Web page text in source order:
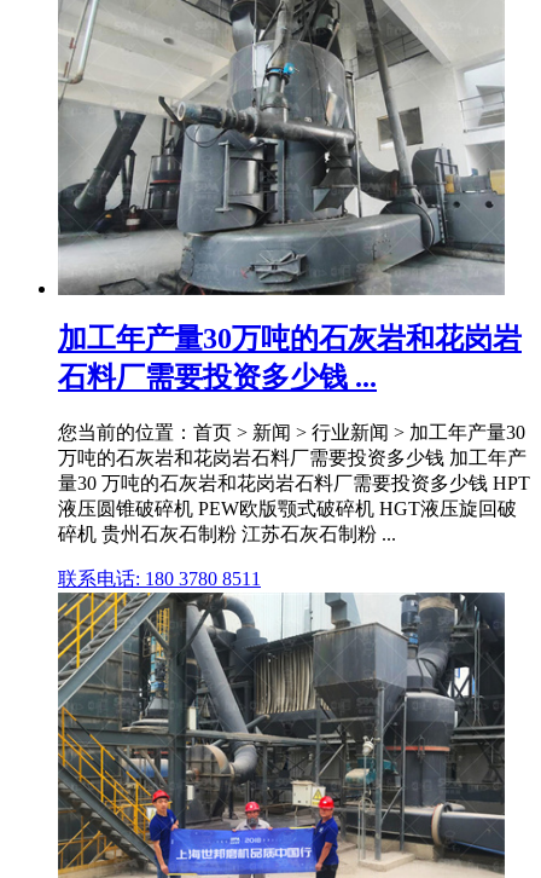
加工年产量30万吨的石灰岩和花岗岩
石料厂需要投资多少钱 ...
您当前的位置：首页 > 新闻 > 行业新闻 > 加工年产量30
万吨的石灰岩和花岗岩石料厂需要投资多少钱 加工年产
量30 万吨的石灰岩和花岗岩石料厂需要投资多少钱 HPT
液压圆锥破碎机 PEW欧版颚式破碎机 HGT液压旋回破
碎机 贵州石灰石制粉 江苏石灰石制粉 ...
联系电话: 180 3780 8511